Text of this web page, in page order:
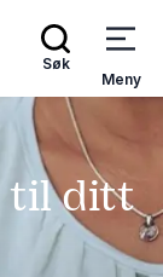
Søk
Meny
til ditt